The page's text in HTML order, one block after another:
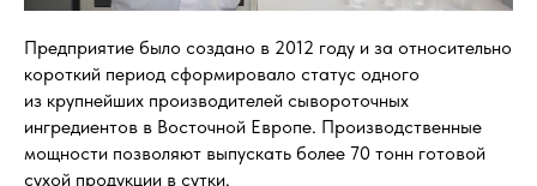
Предприятие было создано в 2012 году и за относительно
короткий период сформировало статус одного
из крупнейших производителей сывороточных
ингредиентов в Восточной Европе. Производственные
мощности позволяют выпускать более 70 тонн готовой
сухой продукции в сутки.